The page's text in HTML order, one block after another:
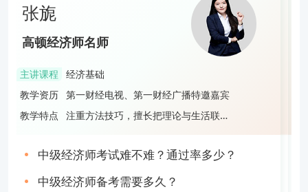
说明：因考试政策、内容不断变化与调整，高顿教育
提供的中级经济师考试时间等信息仅供大家参考，如
有异议，请考生以官方公布的内容为准！
版权声明：本条内容自发布之日起，有效期为一个月。凡本网站注
网站合法拥有版权的作品，未经本网站授权，任何媒体、网站、个人
不得转载、链接、转帖或以其他方式使用。 经本网站合法授权的，应
在授权范围内使用，且使用时必须注明“来源高顿教育”或“来源高顿网
等。违反上述声明者，本网站将依法追究其法律责任。 本网站的部分
报告编号：NO.20231022*****
经济师报名注意事项有哪些
张旎
高顿经济师名师
主讲课程
经济基础
教学资历 第一财经电视、第一财经广播特邀嘉宾
教学特点
注重方法技巧，擅长把理论与生活联
中级经济师考试难不难？通过率多少？
中级经济师备考需要多久？
段飞飞
高顿经济师名师
主讲课程 工商管理
教学资历 985管理学硕士，中级经济师，中级会计
持证人
教学特点 旁征博引，语言风趣，深受学生好评
中级经济师证难不难考？值得考吗？
2023中级经济师一个月备考攻略，速速查
高顿经济师名师
主讲课程 财政税收
教学资历 拥有8年教育培训经验，打造多款财经证
书培训课程，服务超过3万名学员
教学特点 授课风格轻松明快，逻辑性强，善于激
中级经济师先学哪一门？附3点实用学习建
议！
经济师是不是中级职称？
主讲课程
教学资历 第一财经电视、第一财经广播特邀嘉宾
教学特点 注重方法技巧，擅长把理论与生活联
中级经济师考试难不难？通过率多少？
中级经济师备考需要多久？